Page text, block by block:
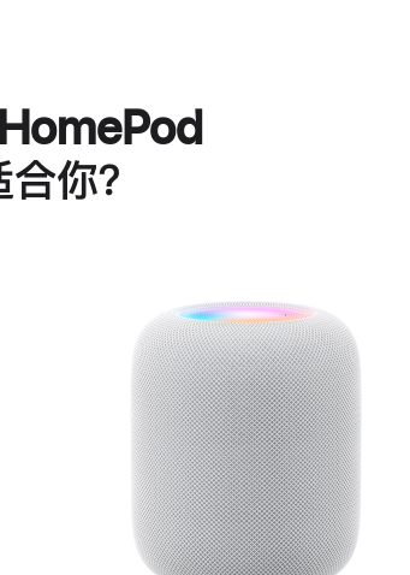
你？
进
一
步
了
解
HomePod<